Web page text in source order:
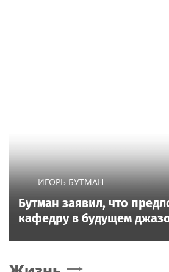
ИГОРЬ БУТМАН
Бутман заявил, что
кафедру в будущем